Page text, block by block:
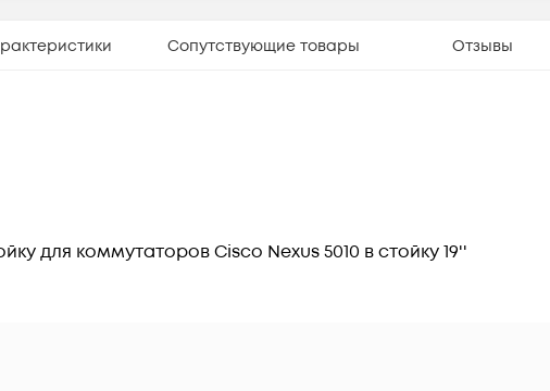
Сопутствующие товары Отзывы
для коммутаторов Cisco Nexus 5010 в стойку 19''